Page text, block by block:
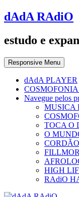
dAdA RAdiO
estudo e
Responsive Menu
dAdA PLAYER
Navegue pelos
MUSICA
TOCA O
O
HIGH
RAdiO